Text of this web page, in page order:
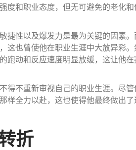
度和职业态度，但无可避免的老化
捷性以及爆发力是最为关键的因素
这也曾使他在职业生涯中大放异彩
跑动和反应速度明显放缓，这让他
得不重新审视自己的职业生涯。尽
样全力以赴，这也使得他最终做出了
折